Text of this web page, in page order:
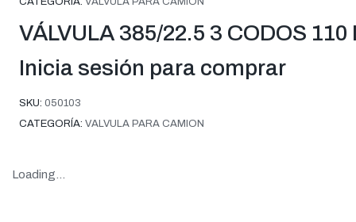
VÁLVULA 385/22.5 3 CODOS 110
Inicia sesión para comprar
SKU: 050103
CATEGORÍA: VALVULA PARA CAMION
Loading...